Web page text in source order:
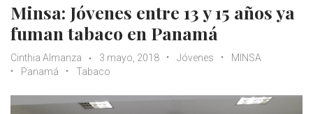
Minsa: Jóvenes entre 13 y 15 años ya
fuman tabaco en Panamá
Cinthia Almanza 3 mayo, 2018 Jóvenes
MINSA
Panamá
Tabaco